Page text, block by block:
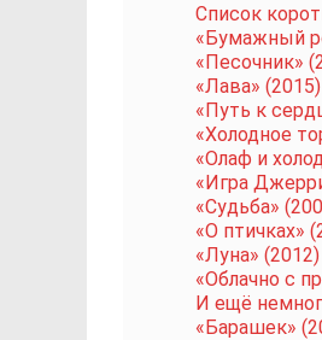
Список
«Бумажный
«Песочник»
«Лава» (2015)
«Путь к
«Холодное
«Олаф и
«Игра
«Судьба»
«О птичках»
«Луна» (2012)
«Облачно с
И ещё
«Барашек»